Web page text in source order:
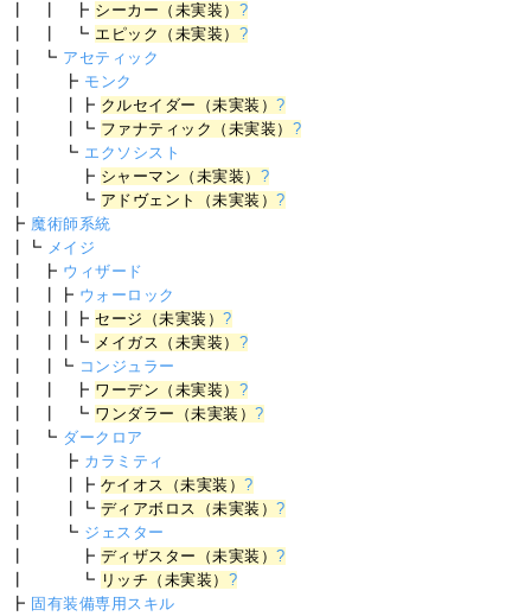
┃ ┃ ┣ シーカー（未実装） ?
┃ ┃ ┗ エピック（未実装） ?
┃ ┗ アセティック
┃ ┣ モンク
┃ ┃┣ クルセイダー（未実装）?
┃ ┃┗ ファナティック（未実装） ?
┃ ┗ エクソシスト
┃ ┣ シャーマン（未実装） ?
┃ ┗ アドヴェント（未実装）?
┣ 魔術師系統
┃┗ メイジ
┃ ┣ ウィザード
┃ ┃┣ ウォーロック
┃ ┃┃┣ セージ（未実装）?
┃ ┃┃┗ メイガス（未実装） ?
┃ ┃┗ コンジュラー
┃ ┃ ┣ ワーデン（未実装） ?
┃ ┃ ┗ ワンダラー（未実装）?
┃ ┗ ダークロア
┃ ┣ カラミティ
┃ ┃┣ ケイオス（未実装）?
┃ ┃┗ ディアボロス（未実装）?
┃ ┗ ジェスター
┃ ┣ ディザスター（未実装）?
┃ ┗ リッチ（未実装） ?
┣ 固有装備専用スキル